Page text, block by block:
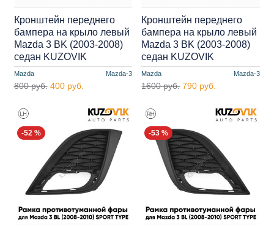
Mazda Mazda-3
Кронштейн переднего
бампера на крыло левый
Mazda 3 BK (2003-2008)
седан KUZOVIK
800 руб. 400 руб.
Mazda Mazda-3
Кронштейн переднего
бампера на крыло левый
Mazda 3 BK (2003-2008)
седан KUZOVIK
1600 руб. 790 руб.
-52 % -53 %